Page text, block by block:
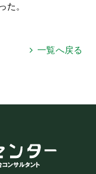
た。
一覧へ戻る